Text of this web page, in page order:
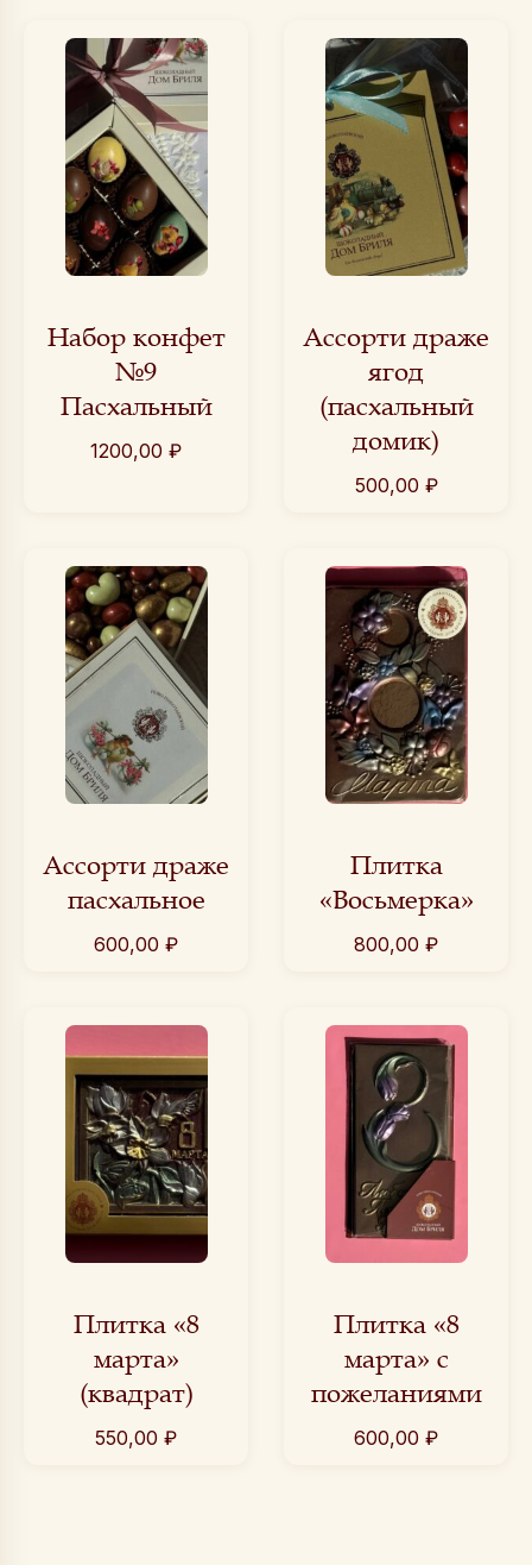
Набор конфет
№9
Пасхальный
1200,00 ₽
Ассорти драже
ягод
(пасхальный
домик)
500,00 ₽
Ассорти драже
пасхальное
600,00 ₽
Плитка
«Восьмерка»
800,00 ₽
Плитка «8
марта»
(квадрат)
550,00 ₽
Плитка «8
марта» с
пожеланиями
600,00 ₽